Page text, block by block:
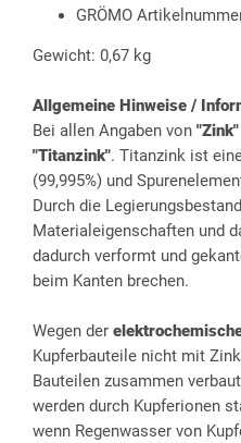
GRÖMO
Gewicht: 0,67 kg
Allgemeine Hinweise /
Bei allen Angaben von "Zink"
"Titanzink". Titanzink ist
(99,995%) und
Durch die
Materialeigenschaften und
dadurch verformt und
beim Kanten brechen.
Wegen der
Kupferbauteile nicht mit
Bauteilen zusammen
werden durch Kupferionen
wenn Regenwasser von